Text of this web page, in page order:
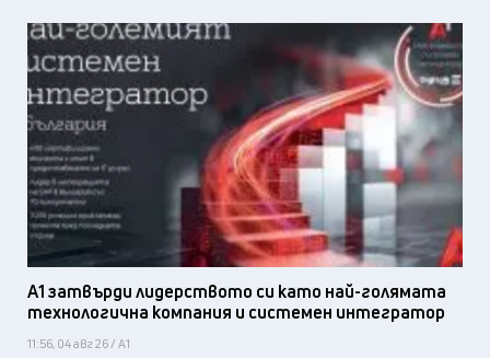
А1 затвърди лидерството си като най-голямата
технологична компания и системен интегратор
11:56, 04 авг 26 / А1